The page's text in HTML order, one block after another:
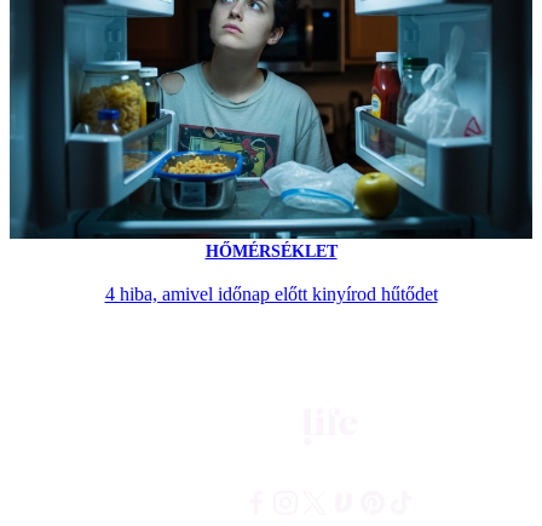
HŐMÉRSÉKLET
4 hiba, amivel időnap előtt kinyírod hűtődet